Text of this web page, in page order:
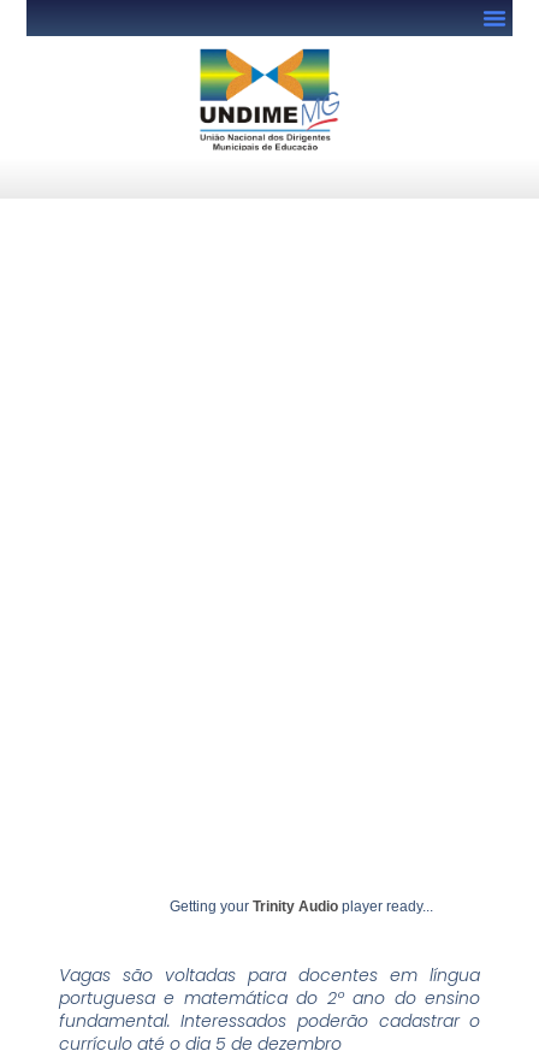
Getting your Trinity Audioplayer ready...
Vagas são voltadas para docentes em língua
portuguesa e matemática do 2º ano do ensino
fundamental. Interessados poderão cadastrar o
currículo até o dia 5 de dezembro